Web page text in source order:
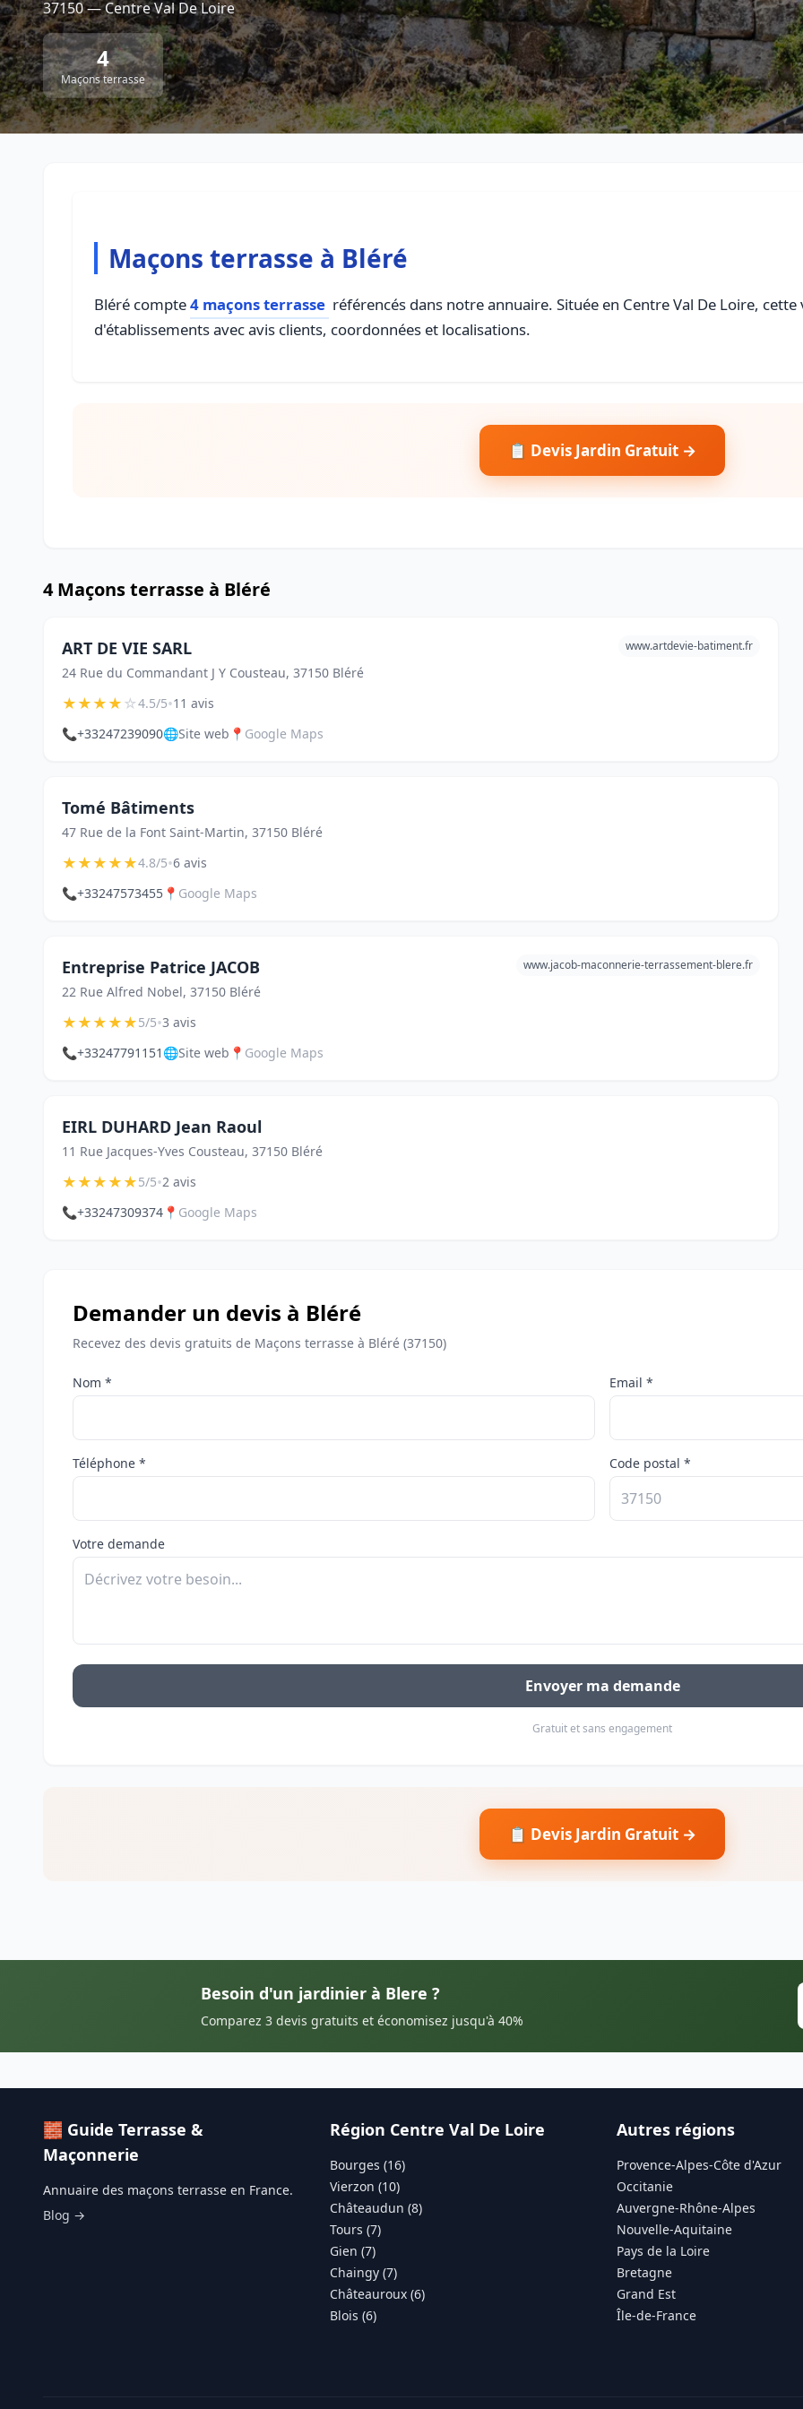
37150 — Centre Val De Loire
4
Maçons terrasse
Maçons terrasse à Bléré
Bléré compte4 maçons terrasse référencés dans notre annuaire. Située en Centre Val De Loire,
d'établissements avec avis clients, coordonnées et localisations.
📋 Devis Jardin Gratuit →
4 Maçons terrasse à Bléré
ART DE VIE SARL
24 Rue du Commandant J Y Cousteau, 37150 Bléré
www.artdevie-batiment.fr
★★★★☆4.5/5•11 avis
📞+33247239090🌐Site web 📍 Google Maps
Tomé Bâtiments
47 Rue de la Font Saint-Martin, 37150 Bléré
★★★★★4.8/5•6 avis
📞+33247573455 📍 Google Maps
Entreprise Patrice JACOB
22 Rue Alfred Nobel, 37150 Bléré
www.jacob-maconnerie-terrassement-blere.fr
★★★★★5/5•3 avis
📞+33247791151 🌐Site web 📍 Google Maps
EIRL DUHARD Jean Raoul
11 Rue Jacques-Yves Cousteau, 37150 Bléré
★★★★★5/5•2 avis
📞+33247309374 📍 Google Maps
Demander un devis à Bléré
Recevez des devis gratuits de Maçons terrasse à Bléré (37150)
Nom * Email *
Téléphone * Code postal *
Votre demande
Envoyer ma demande
Gratuit et sans engagement
📋 Devis Jardin Gratuit →
Besoin d'un jardinier à Blere ?
Comparez 3 devis gratuits et économisez jusqu'à 40%
🧱 Guide Terrasse &
Maçonnerie
Annuaire des maçons terrasse en France.
Blog →
Région Centre Val De Loire
Bourges (16)
Vierzon (10)
Châteaudun (8)
Tours (7)
Gien (7)
Chaingy (7)
Châteauroux (6)
Blois (6)
Autres régions
Provence-Alpes-Côte d'Azur
Occitanie
Auvergne-Rhône-Alpes
Nouvelle-Aquitaine
Pays de la Loire
Bretagne
Grand Est
Île-de-France